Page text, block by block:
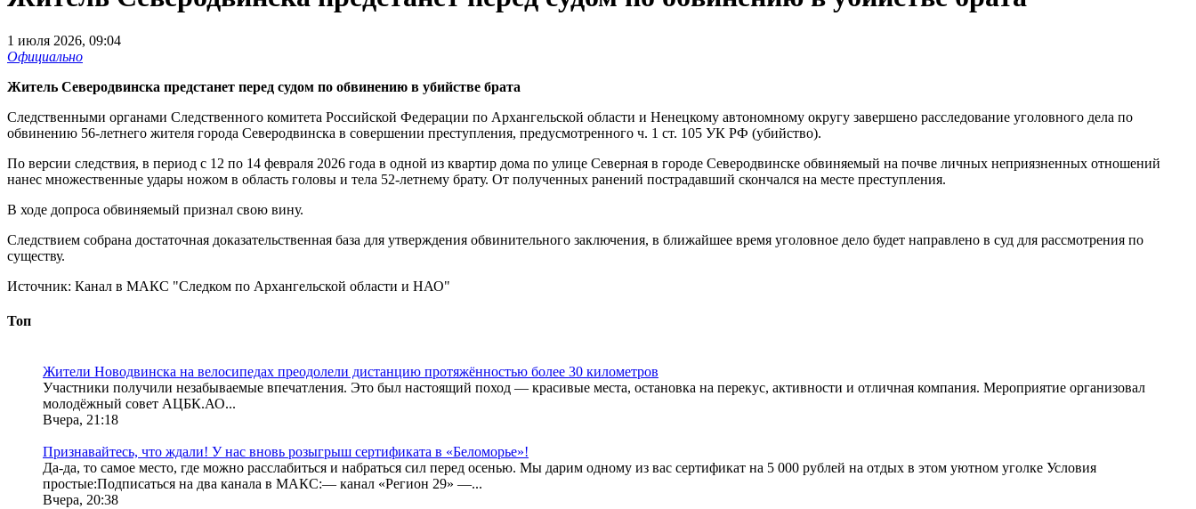
1 июля 2026, 09:04
Официально
Житель Северодвинска предстанет перед судом по обвинению в убийстве брата
Следственными органами Следственного комитета Российской Федерации по Архангельской области и Ненецкому автономному округу завершено расследование уголовного дела по
обвинению 56-летнего жителя города Северодвинска в совершении преступления, предусмотренного ч. 1 ст. 105 УК РФ (убийство).
По версии следствия, в период с 12 по 14 февраля 2026 года в одной из квартир дома по улице Северная в городе Северодвинске обвиняемый на почве личных неприязненных отношений
нанес множественные удары ножом в область головы и тела 52-летнему брату. От полученных ранений пострадавший скончался на месте преступления.
В ходе допроса обвиняемый признал свою вину.
Следствием собрана достаточная доказательственная база для утверждения обвинительного заключения, в ближайшее время уголовное дело будет направлено в суд для рассмотрения по
существу.
Источник: Канал в МАКС "Следком по Архангельской области и НАО"
Топ
Жители Новодвинска на велосипедах преодолели дистанцию протяжённостью более 30 километров
Участники получили незабываемые впечатления. Это был настоящий поход — красивые места, остановка на перекус, активности и отличная компания. Мероприятие организовал
молодёжный совет АЦБК.АО...
Вчера, 21:18
Признавайтесь, что ждали! У нас вновь розыгрыш сертификата в «Беломорье»!
Да-да, то самое место, где можно расслабиться и набраться сил перед осенью. Мы дарим одному из вас сертификат на 5 000 рублей на отдых в этом уютном уголке Условия
простые:Подписаться на два канала в МАКС:— канал «Регион 29» —...
Вчера, 20:38